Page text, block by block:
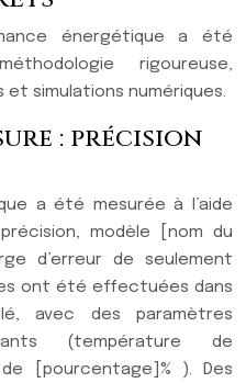
énergétique a été
rigoureuse,
simulations numériques.
: précision
a été mesurée à l’aide
modèle [nom du
d’erreur de seulement
ont été effectuées dans
avec des paramètres
(température de
de [pourcentage]% ). Des